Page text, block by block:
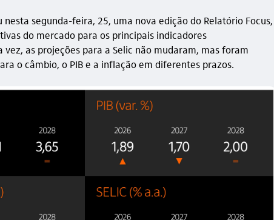
nesta segunda-feira, 25, uma nova edição do Relatório Focus,
do mercado para os principais indicadores
vez, as projeções para a Selic não mudaram, mas foram
o câmbio, o PIB e a inflação em diferentes prazos.